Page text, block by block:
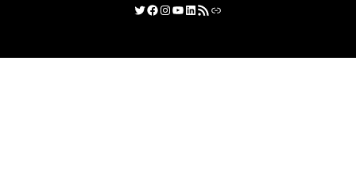
X Facebook
Instagram
YouTube
LinkedIn
RSS 資訊提供連結